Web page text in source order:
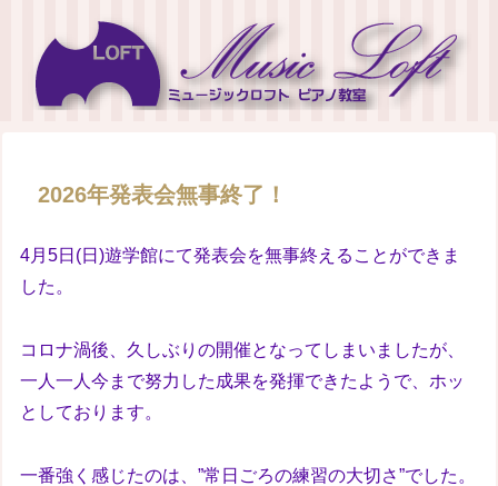
2026年発表会無事終了！
4月5日(日)遊学館にて発表会を無事終えることができま
した。
コロナ渦後、久しぶりの開催となってしまいましたが、
一人一人今まで努力した成果を発揮できたようで、ホッ
としております。
一番強く感じたのは、”常日ごろの練習の大切さ”でした。